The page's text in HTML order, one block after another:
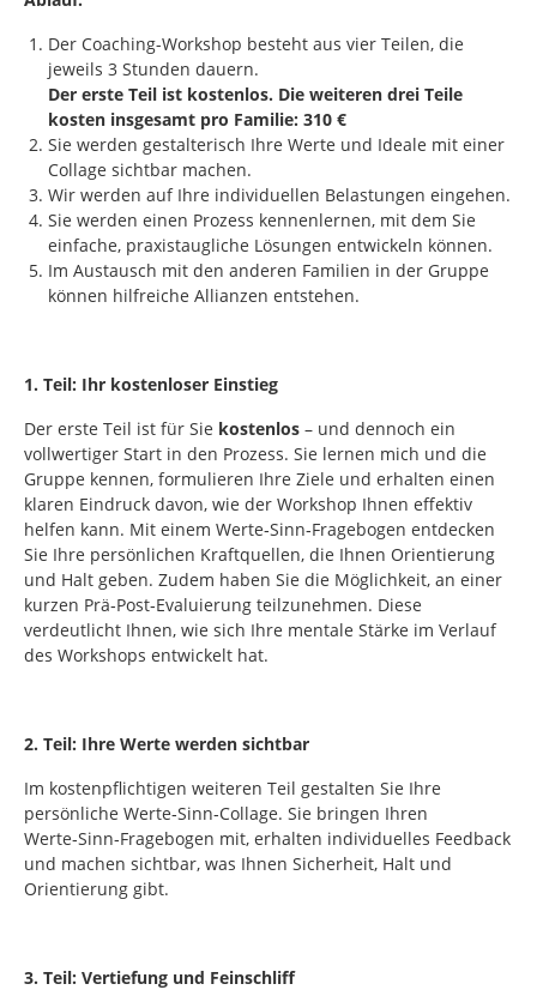
Der Coaching-Workshop besteht aus vier Teilen, die
jeweils 3 Stunden dauern.
Der erste Teil ist kostenlos. Die weiteren drei Teile
kosten insgesamt pro Familie: 310 €
Sie werden gestalterisch Ihre Werte und Ideale mit einer
Collage sichtbar machen.
Wir werden auf Ihre individuellen Belastungen eingehen.
Sie werden einen Prozess kennenlernen, mit dem Sie
einfache, praxistaugliche Lösungen entwickeln können.
Im Austausch mit den anderen Familien in der Gruppe
können hilfreiche Allianzen entstehen.
1. Teil: Ihr kostenloser Einstieg
Der erste Teil ist für Sie kostenlos – und dennoch ein
vollwertiger Start in den Prozess. Sie lernen mich und die
Gruppe kennen, formulieren Ihre Ziele und erhalten einen
klaren Eindruck davon, wie der Workshop Ihnen effektiv
helfen kann. Mit einem Werte‑Sinn‑Fragebogen entdecken
Sie Ihre persönlichen Kraftquellen, die Ihnen Orientierung
und Halt geben. Zudem haben Sie die Möglichkeit, an einer
kurzen Prä‑Post‑Evaluierung teilzunehmen. Diese
verdeutlicht Ihnen, wie sich Ihre mentale Stärke im Verlauf
des Workshops entwickelt hat.
2. Teil: Ihre Werte werden sichtbar
Im kostenpflichtigen weiteren Teil gestalten Sie Ihre
persönliche Werte‑Sinn‑Collage. Sie bringen Ihren
Werte‑Sinn‑Fragebogen mit, erhalten individuelles Feedback
und machen sichtbar, was Ihnen Sicherheit, Halt und
Orientierung gibt.
3. Teil: Vertiefung und Feinschliff